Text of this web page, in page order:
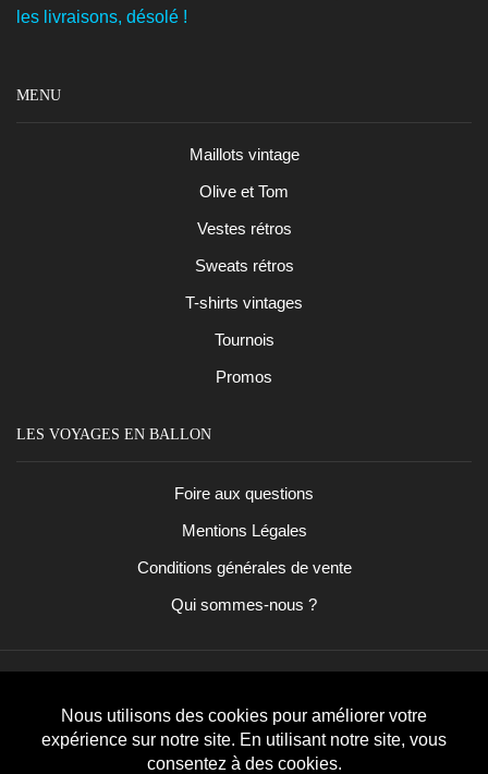
les livraisons, désolé !
MENU
Maillots vintage
Olive et Tom
Vestes rétros
Sweats rétros
T-shirts vintages
Tournois
Promos
LES VOYAGES EN BALLON
Foire aux questions
Mentions Légales
Conditions générales de vente
Qui sommes-nous ?
FacebookInstagram
2023Les Voyages En Ballon